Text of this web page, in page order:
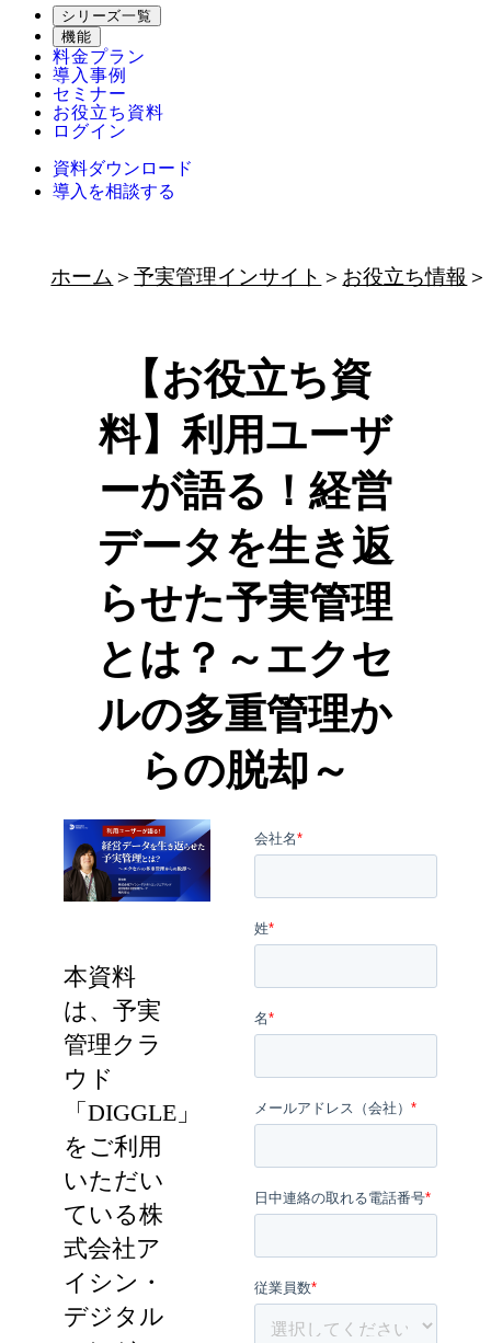
シリーズ一覧
機能
料金プラン
導入事例
セミナー
お役立ち資料
ログイン
資料ダウンロード
導入を相談する
ホーム 予実管理インサイト お役立ち情報
【お役立ち資
料】利用ユーザ
ーが語る！経営
データを生き返
らせた予実管理
とは？～エクセ
ルの多重管理か
らの脱却～
本資料
は、予実
管理クラ
ウド
「DIGGLE」
をご利用
いただい
ている株
式会社ア
イシン・
デジタル